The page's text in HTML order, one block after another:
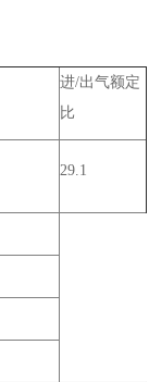
进/出气额定
比
29.1